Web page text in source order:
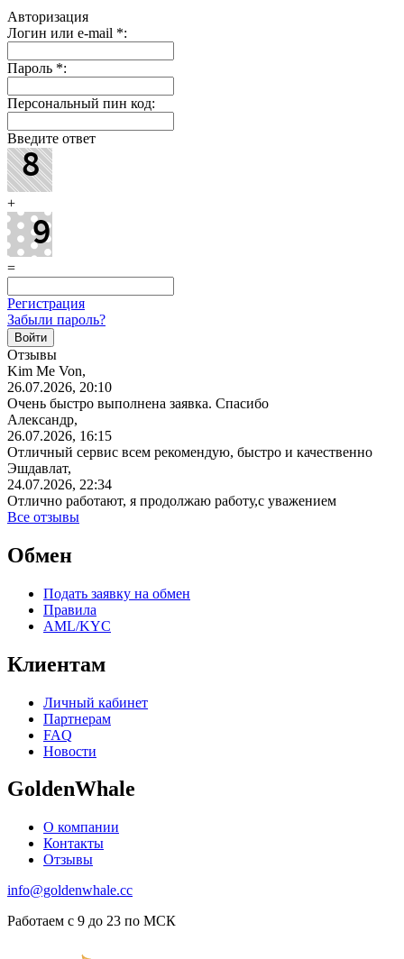
Авторизация
Логин или e-mail *:
Пароль *:
Персональный пин код:
Введите ответ
+
=
Регистрация
Забыли пароль?
Отзывы
Kim Me Von,
26.07.2026, 20:10
Очень быстро выполнена заявка. Спасибо
Александр,
26.07.2026, 16:15
Отличный сервис всем рекомендую, быстро и качественно
Эшдавлат,
24.07.2026, 22:34
Отлично работают, я продолжаю работу,с уважением
Все отзывы
Обмен
Подать заявку на обмен
Правила
AML/KYC
Клиентам
Личный кабинет
Партнерам
FAQ
Новости
GoldenWhale
О компании
Контакты
Отзывы
info@goldenwhale.cc
Работаем с 9 до 23 по МСК